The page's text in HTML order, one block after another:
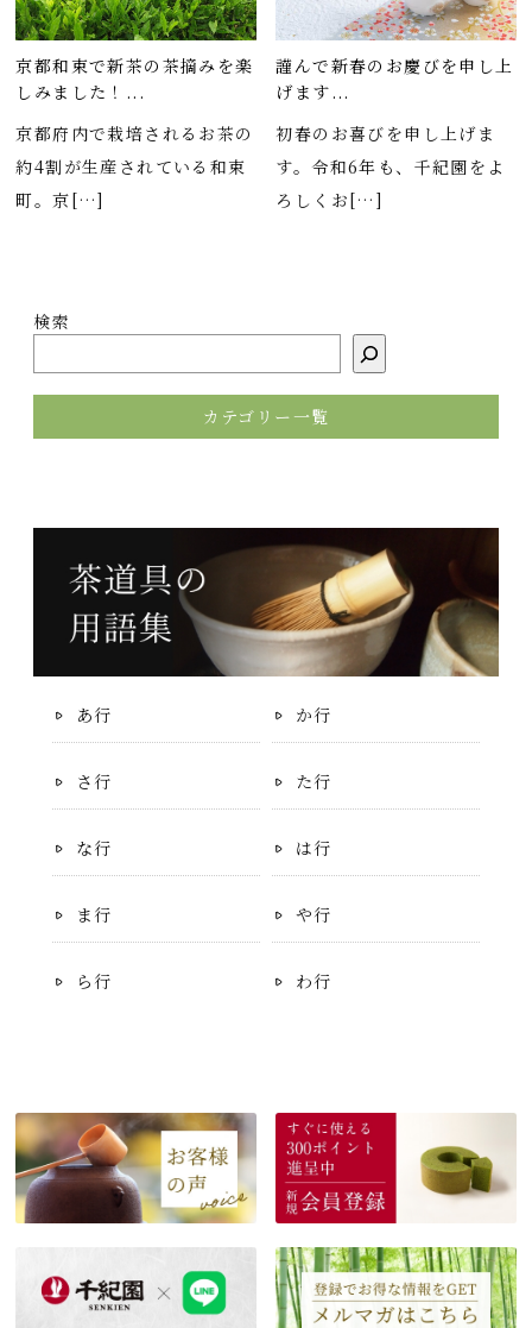
京都和束で新茶の茶摘みを楽
しみました！...
京都府内で栽培されるお茶の
約4割が生産されている和束
町。京[…]
謹んで新春のお慶びを申し上
げます...
初春のお喜びを申し上げま
す。令和6年も、千紀園をよ
ろしくお[…]
検索
カテゴリー一覧
あ行 か行
さ行 た行
な行 は行
ま行 や行
ら行 わ行